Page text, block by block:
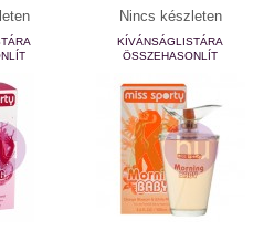
Nincs készleten
KÍVÁNSÁGLISTÁRA
ÖSSZEHASONLÍT